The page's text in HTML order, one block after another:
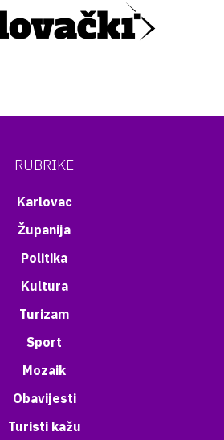
RUBRIKE
Karlovac
Županija
Politika
Kultura
Turizam
Sport
Mozaik
Obavijesti
Turisti kažu